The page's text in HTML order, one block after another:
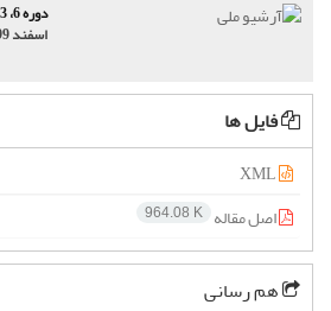
دوره 6، 23-24 - شماره پیاپی 23
اسفند 1399
فایل ها
اصل مقاله
964.08 K
هم رسانی